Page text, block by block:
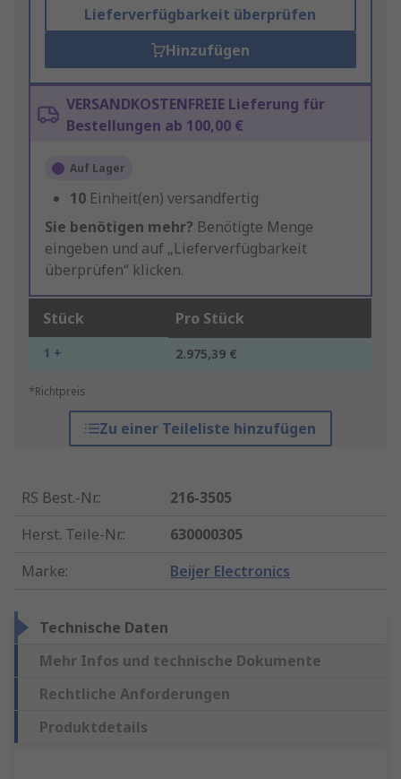
Lieferverfügbarkeit überprüfen
Hinzufügen
VERSANDKOSTENFREIE Lieferung für
Bestellungen ab 100,00 €
Auf Lager
10 Einheit(en) versandfertig
Sie benötigen mehr? Benötigte Menge
eingeben und auf „Lieferverfügbarkeit
überprüfen“ klicken.
Stück Pro Stück
1 + 2.975,39 €
*Richtpreis
Zu einer Teileliste hinzufügen
RS Best.-Nr.:
216-3505
Herst. Teile-Nr.:
630000305
Marke: Beijer Electronics
Technische Daten
Mehr Infos und technische Dokumente
Rechtliche Anforderungen
Produktdetails